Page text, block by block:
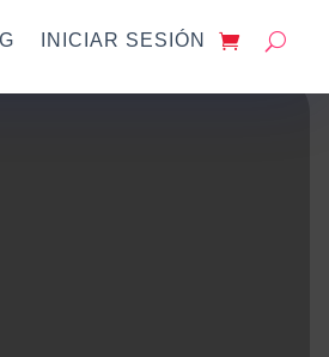
INICIAR SESIÓN